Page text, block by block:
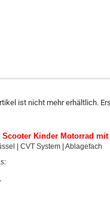
ist nicht mehr erhältlich.
Scooter Kinder Motorrad
| CVT System | Ablagefach